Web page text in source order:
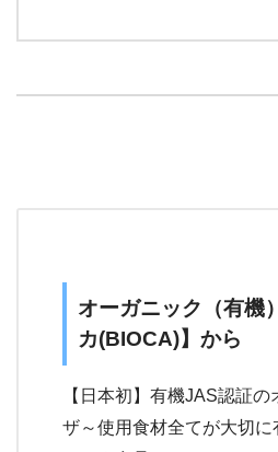
オーガニック（有機
カ(BIOCA)】から
【日本初】有機JAS認証
ザ～使用食材全てが大切